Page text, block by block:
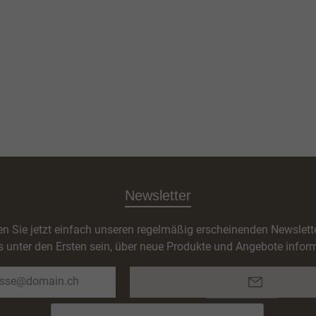
Newsletter
Sie jetzt einfach unseren regelmäßig erscheinenden
unter den Ersten sein, über neue Produkte und Angebote
Mail-
Adresse*